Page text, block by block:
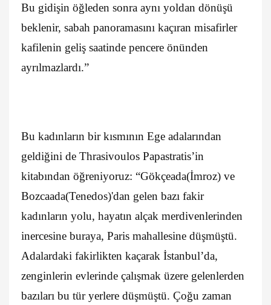
Bu gidişin öğleden sonra aynı yoldan dönüşü
beklenir, sabah panoramasını kaçıran misafirler
kafilenin geliş saatinde pencere önünden
ayrılmazlardı.”
Bu kadınların bir kısmının Ege adalarından
geldiğini de Thrasivoulos Papastratis’in
kitabından öğreniyoruz: “Gökçeada(İmroz) ve
Bozcaada(Tenedos)'dan gelen bazı fakir
kadınların yolu, hayatın alçak merdivenlerinden
inercesine buraya, Paris mahallesine düşmüştü.
Adalardaki fakirlikten kaçarak İstanbul’da,
zenginlerin evlerinde çalışmak üzere gelenlerden
bazıları bu tür yerlere düşmüştü. Çoğu zaman